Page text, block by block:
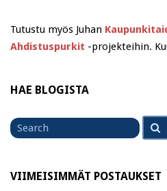
Tutustu myös Juhan
Ahdistuspurkit -projekteihin.
HAE BLOGISTA
Search
for
VIIMEISIMMÄT POSTAUKSET